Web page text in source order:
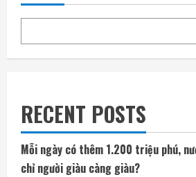
RECENT POSTS
Mỗi ngày có thêm 1.200 triệu phú,
chỉ người giàu càng giàu?